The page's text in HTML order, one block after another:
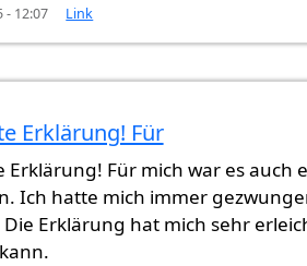
- 12:07 Link
man:vongast (nicht
Erklärung! Für
Erklärung! Für mich war es auch
Ich hatte mich immer
Erklärung hat mich sehr